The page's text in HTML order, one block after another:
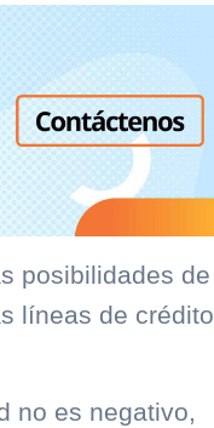
posibilidades de
líneas de crédito
no es negativo,